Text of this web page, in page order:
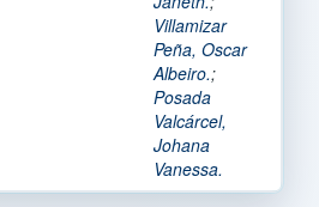
Villamizar
Peña, Oscar
Albeiro.;
Posada
Valcárcel,
Johana
Vanessa.